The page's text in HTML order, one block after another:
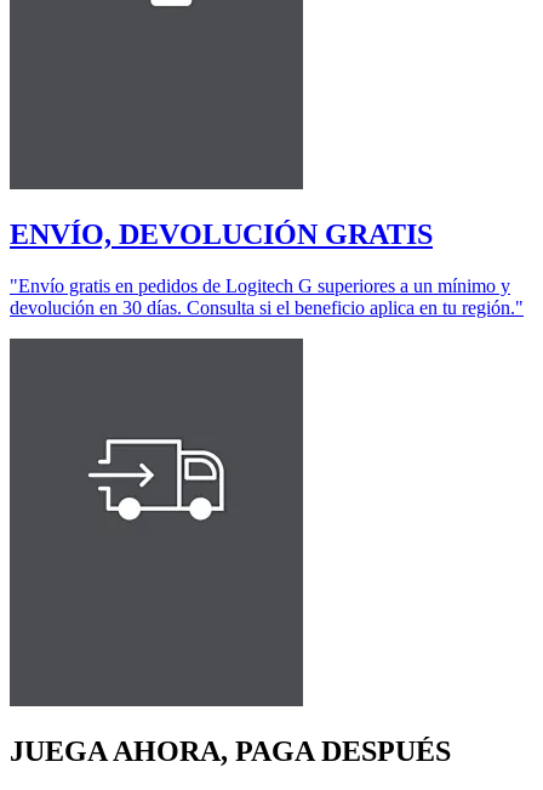
ENVÍO, DEVOLUCIÓN GRATIS
"Envío gratis en pedidos de Logitech G superiores a un mínimo y
devolución en 30 días. Consulta si el beneficio aplica en tu región."
JUEGA AHORA, PAGA DESPUÉS